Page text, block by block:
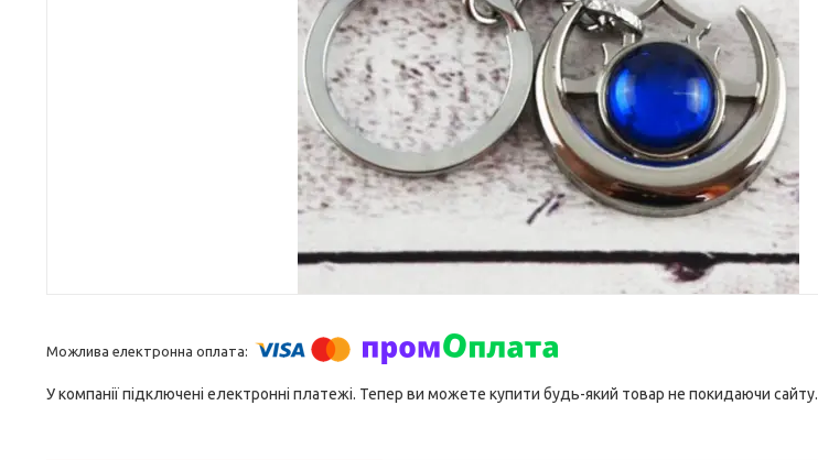
У компанії підключені електронні платежі. Тепер ви можете купити будь-який товар не покидаючи сайту.